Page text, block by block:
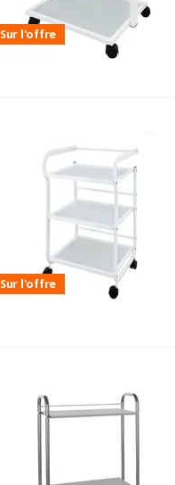
Sur l'offre
Sur l'offre